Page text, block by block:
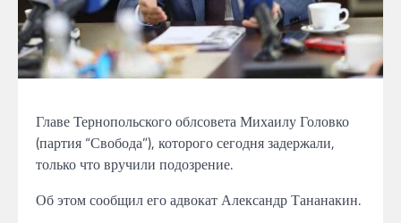
Главе Тернопольского облсовета Михаилу Головко
(партия “Свобода”), которого сегодня задержали,
только что вручили подозрение.
Об этом сообщил его адвокат Александр Тананакин.